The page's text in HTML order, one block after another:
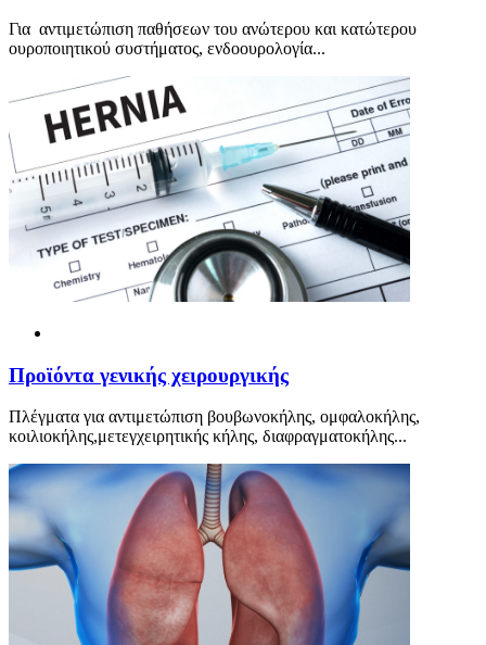
Για αντιμετώπιση παθήσεων του ανώτερου και κατώτερου
ουροποιητικού συστήματος, ενδοουρολογία...
Προϊόντα γενικής χειρουργικής
Πλέγματα για αντιμετώπιση βουβωνοκήλης, ομφαλοκήλης,
κοιλιοκήλης,μετεγχειρητικής κήλης, διαφραγματοκήλης...